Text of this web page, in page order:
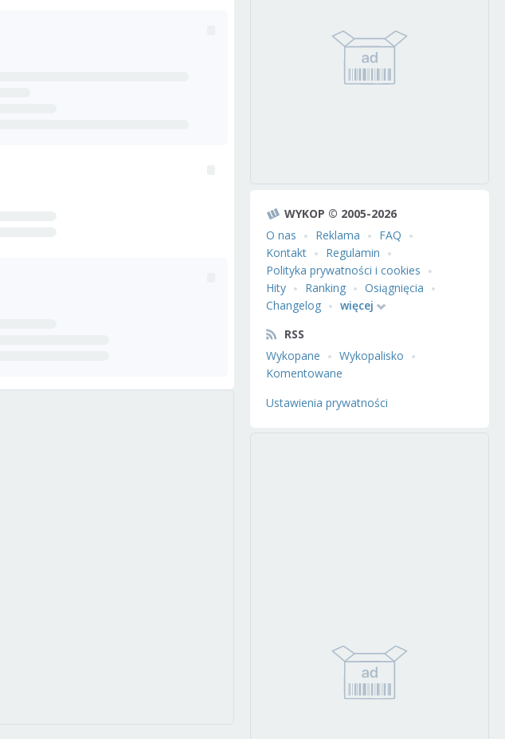
WYKOP © 2005-2026
O nas
Reklama
FAQ
Kontakt
Regulamin
Polityka prywatności i cookies
Hity
Ranking
Osiągnięcia
Changelog
więcej
RSS
Wykopane
Wykopalisko
Komentowane
Ustawienia prywatności